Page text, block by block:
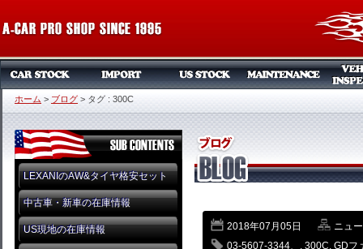
ホーム > ブログ > タグ : 300C
LEXANIのAW&タイヤ格安セット
中古車・新車の在庫情報
US現地の在庫情報 2018年07月05日
ニュ
03-5607-3344、 , 300C, GDフ